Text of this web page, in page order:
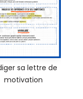
sa lettre de
motivation